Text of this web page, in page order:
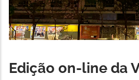
Edição on-line da